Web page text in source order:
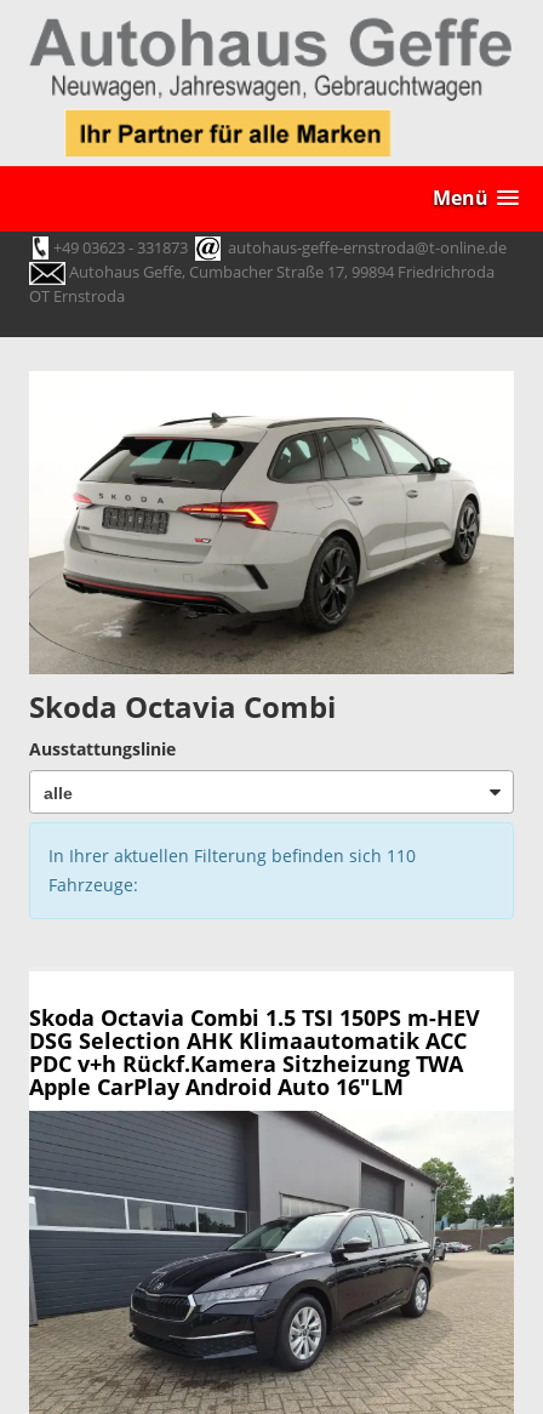
Menü
+49 03623 - 331873
autohaus-geffe-ernstroda@t-online.de
Autohaus Geffe, Cumbacher Straße 17, 99894 Friedrichroda
OT Ernstroda
Skoda Octavia Combi
Ausstattungslinie
In Ihrer aktuellen Filterung befinden sich 110
Fahrzeuge:
Skoda Octavia Combi 1.5 TSI 150PS m-HEV
DSG Selection AHK Klimaautomatik ACC
PDC v+h Rückf.Kamera Sitzheizung TWA
Apple CarPlay Android Auto 16"LM